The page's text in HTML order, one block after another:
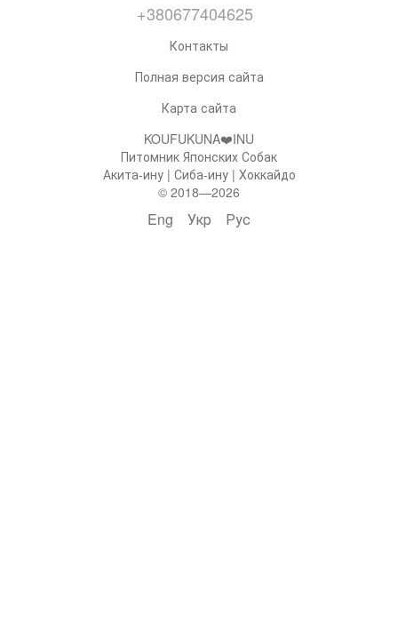
+380677404625
Контакты
Полная версия сайта
Карта сайта
KOUFUKUNA❤️INU
Питомник Японских Собак
Акита-ину | Сиба-ину | Хоккайдо
© 2018—2026
Eng Укр Рус